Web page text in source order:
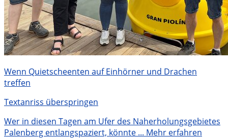
Wenn Quietscheenten auf Einhörner und Drachen
treffen
Textanriss überspringen
Wer in diesen Tagen am Ufer des Naherholungsgebietes
Palenberg entlangspaziert, könnte ... Mehr erfahren